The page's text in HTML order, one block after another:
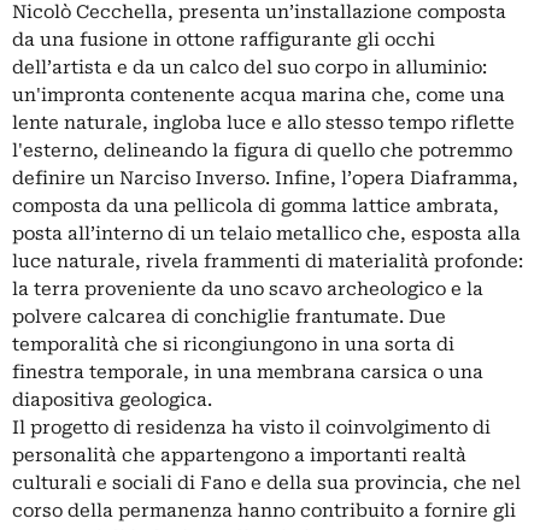
Nicolò Cecchella, presenta un’installazione composta
da una fusione in ottone raffigurante gli occhi
dell’artista e da un calco del suo corpo in alluminio:
un'impronta contenente acqua marina che, come una
lente naturale, ingloba luce e allo stesso tempo riflette
l'esterno, delineando la figura di quello che potremmo
definire un Narciso Inverso. Infine, l’opera Diaframma,
composta da una pellicola di gomma lattice ambrata,
posta all’interno di un telaio metallico che, esposta alla
luce naturale, rivela frammenti di materialità profonde:
la terra proveniente da uno scavo archeologico e la
polvere calcarea di conchiglie frantumate. Due
temporalità che si ricongiungono in una sorta di
finestra temporale, in una membrana carsica o una
diapositiva geologica.
Il progetto di residenza ha visto il coinvolgimento di
personalità che appartengono a importanti realtà
culturali e sociali di Fano e della sua provincia, che nel
corso della permanenza hanno contribuito a fornire gli